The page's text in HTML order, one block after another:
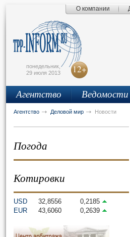
О компании
понедельник,
29 июля 2013
12+
Агентство Ведомости
Агентство Деловой мир Новости
Погода
Котировки
USD 32,8556
0,2185
EUR
43,6060 0,2639